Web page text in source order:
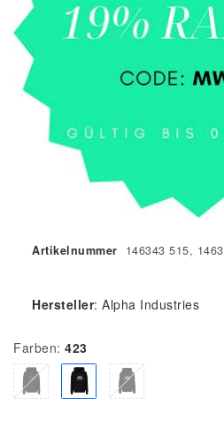
Artikelnummer 146343 515,
Hersteller: Alpha Industries
Farben: 423